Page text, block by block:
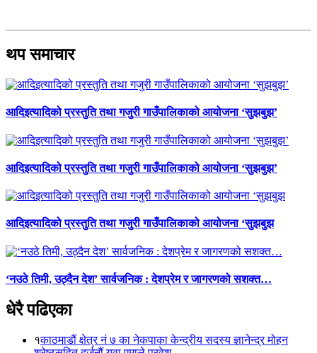
थप समाचार
आदिइत्यादिको प्रस्तुति तथा गजुरी गाउँपालिकाको आयोजना ‘सुझबुझ’
आदिइत्यादिको प्रस्तुति तथा गजुरी गाउँपालिकाको आयोजना ‘सुझबुझ’
आदिइत्यादिको प्रस्तुति तथा गजुरी गाउँपालिकाको आयोजना ‘सुझबुझ
‘नउठे तिमी, उठ्दैन देश’ सार्वजनिक : देशप्रेम र जागरणको सशक्त…
धेरै पढिएका
१काठमाडौं क्षेत्र नं ७ का नेकपाका केन्द्रीय सदस्य ज्ञानेन्द्र मोहन